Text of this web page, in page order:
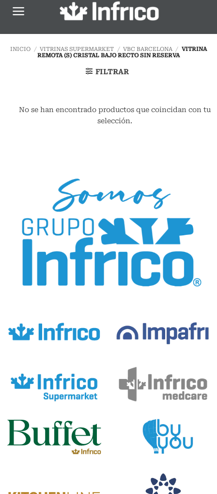
Saltar
INICIO / VITRINAS SUPERMARKET / VBC BARCELONA / VITRINA
REMOTA (S) CRISTAL BAJO RECTO SIN RESERVA
FILTRAR
No se han encontrado productos que coincidan con tu
selección.